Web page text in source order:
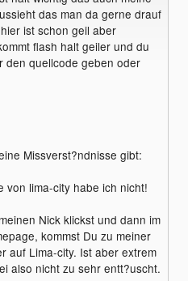
das man da gerne drauf
ist schon geil aber
flash halt geiler und du
den quellcode geben oder
Missverst?ndnisse gibt:
von lima-city habe ich nicht!
Nick klickst und dann im
kommst Du zu meiner
auf Lima-city. Ist aber extrem
also nicht zu sehr entt?uscht.